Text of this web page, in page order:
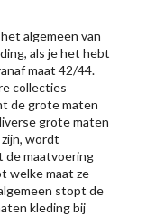
algemeen van
als je het hebt
maat 42/44.
collecties
de grote maten
grote maten
wordt
de maatvoering
welke maat ze
stopt de
kleding bij